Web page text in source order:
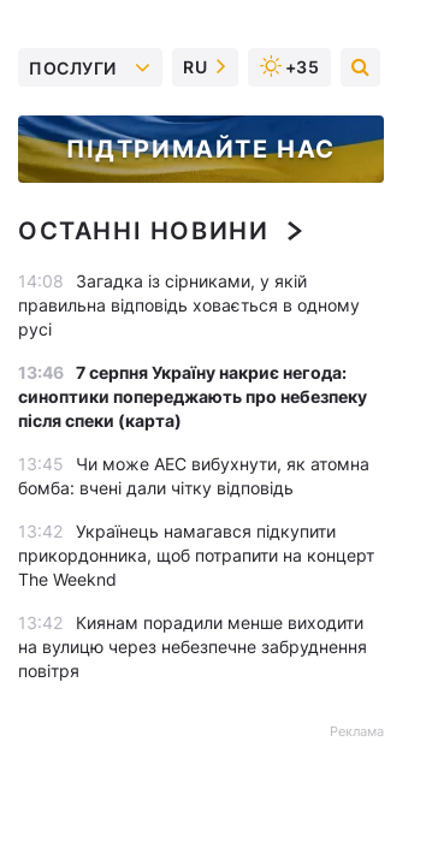
ПОСЛУГИ RU +35
ПІДТРИМАЙТЕ НАС
ОСТАННІ НОВИНИ
14:08
Загадка із сірниками, у якій
правильна відповідь ховається в одному
русі
13:46 7 серпня Україну накриє негода:
синоптики попереджають про небезпеку
після спеки (карта)
13:45
Чи може АЕС вибухнути, як атомна
бомба: вчені дали чітку відповідь
13:42
Українець намагався підкупити
прикордонника, щоб потрапити на концерт
The Weeknd
13:42
Киянам порадили менше виходити
на вулицю через небезпечне забруднення
повітря
Реклама